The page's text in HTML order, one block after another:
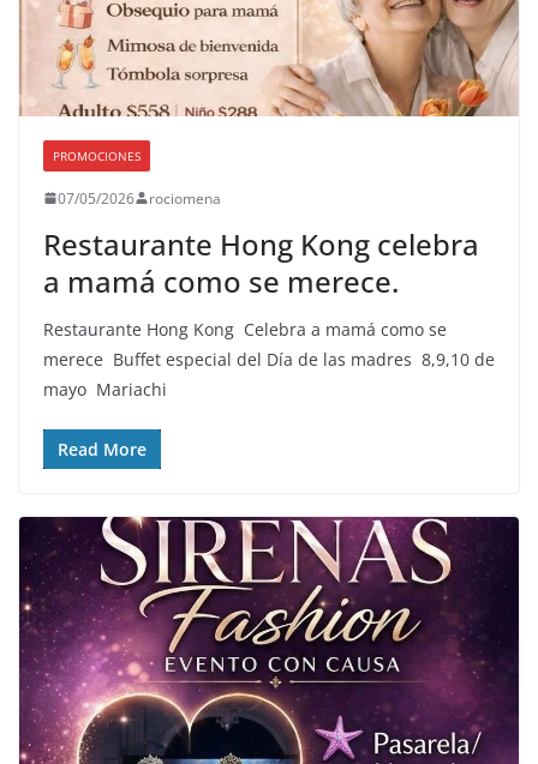
PROMOCIONES
07/05/2026 rociomena
Restaurante Hong Kong celebra
a mamá como se merece.
Restaurante Hong Kong Celebra a mamá como se
merece Buffet especial del Día de las madres 8,9,10 de
mayo Mariachi
Read More